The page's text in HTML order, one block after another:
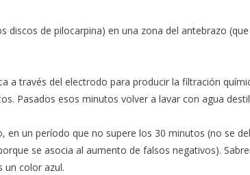
discos de pilocarpina) en una zona del antebrazo (que
a través del electrodo para producir la filtración
Pasados esos minutos volver a lavar con agua
un período que no supere los 30 minutos (no se
se asocia al aumento de falsos negativos).
un color azul.